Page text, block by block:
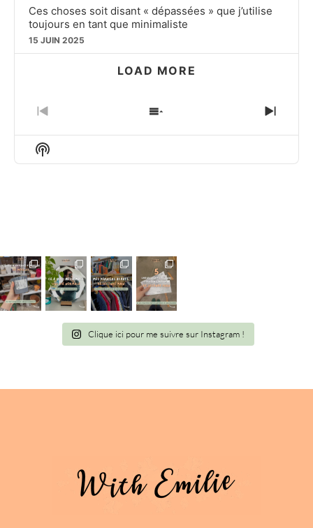
Ces choses soit disant « dépassées » que j’utilise
toujours en tant que minimaliste
15 JUIN 2025
LOAD MORE
PREVIOUS
EPISODE
SHOW
EPISODES
NEXT
Show
Podcast
Clique ici pour me suivre sur Instagram !